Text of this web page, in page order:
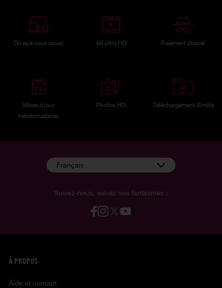
Où que vous soyez 4K ultra HD Paiement discret
Mises à jour
hebdomadaires
Photos HD Téléchargement illimité
Suivez-nous, suivez vos fantasmes :
Français
À PROPOS
Aide et contact